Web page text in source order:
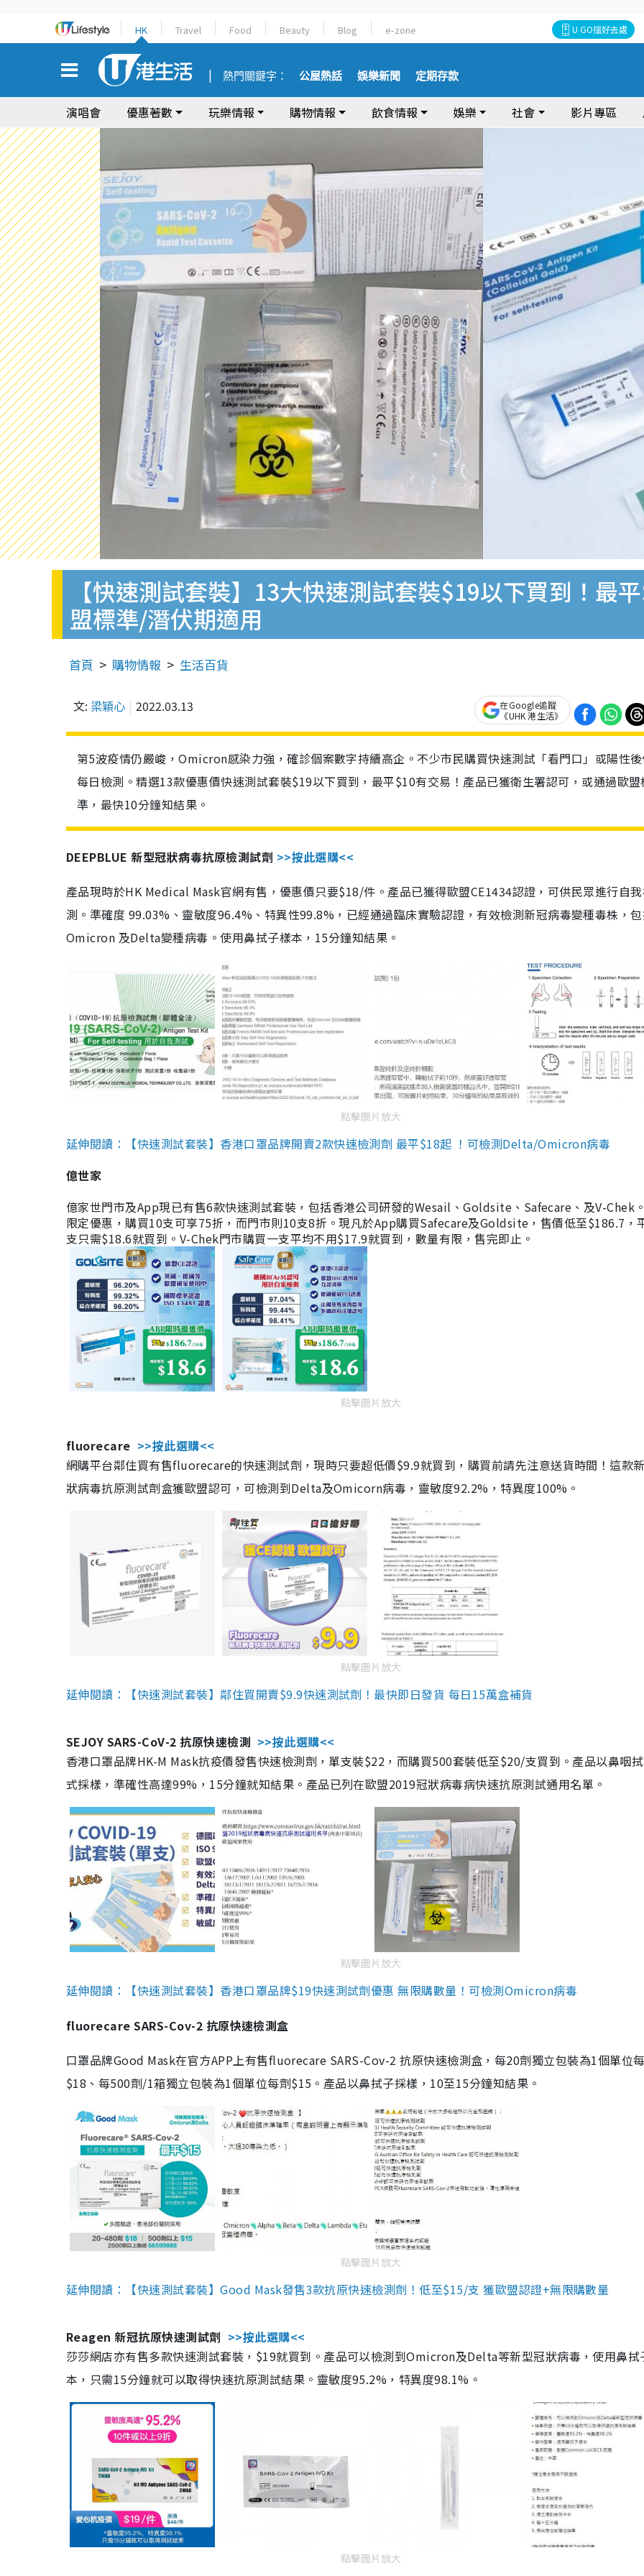
HK Travel Food Beauty Blog e-zone U GO搵好去處
熱門關鍵字： 公屋熱話 娛樂新聞 定期存款
演唱會 優惠著數 玩樂情報 購物情報 飲食情報 娛樂 社會 影片專區
【快速測試套裝】13大快速測試套裝$19以下買到！最
盟標準/潛伏期適用
首頁 購物情報 生活百貨
文: 梁穎心 2022.03.13
在Google追蹤
《UHK 港生活》
第5波疫情仍嚴峻，Omicron感染力強，確診個案數字持續高企。不少市民購買快速測試「看門口」或陽性
每日檢測。精選13款優惠價快速測試套裝$19以下買到，最平$10有交易！產品已獲衛生署認可，或通過歐盟
準，最快10分鐘知結果。
DEEPBLUE 新型冠狀病毒抗原檢測試劑 >>按此選購<<
產品現時於HK Medical Mask官網有售，優惠價只要$18/件。產品已獲得歐盟CE1434認證，可供民眾進行自
測。準確度 99.03%、靈敏度96.4%、特異性99.8%，已經通過臨床實驗認證，有效檢測新冠病毒變種毒株，
Omicron 及Delta變種病毒。使用鼻拭子樣本，15分鐘知結果。
點擊圖片放大
延伸閱讀：【快速測試套裝】香港口罩品牌開賣2款快速檢測劑 最平$18起 ！可檢測Delta/Omicron病毒
億世家
億家世門市及App現已有售6款快速測試套裝，包括香港公司研發的Wesail、Goldsite、Safecare、及V-Chek
限定優惠，購買10支可享75折，而門市則10支8折。現凡於App購買Safecare及Goldsite，售價低至$186.7，
支只需$18.6就買到。V-Chek門市購買一支平均不用$17.9就買到，數量有限，售完即止。
點擊圖片放大
fluorecare >>按此選購<<
網購平台鄰住買有售fluorecare的快速測試劑，現時只要超低價$9.9就買到，購買前請先注意送貨時間！這款
狀病毒抗原測試劑盒獲歐盟認可，可檢測到Delta及Omicorn病毒，靈敏度92.2%，特異度100%。
點擊圖片放大
延伸閱讀：【快速測試套裝】鄰住買開賣$9.9快速測試劑！最快即日發貨 每日15萬盒補貨
SEJOY SARS-CoV-2 抗原快速檢測 >>按此選購<<
香港口罩品牌HK-M Mask抗疫價發售快速檢測劑，單支裝$22，而購買500套裝低至$20/支買到。產品以鼻咽
式採樣，準確性高達99%，15分鐘就知結果。產品已列在歐盟2019冠狀病毒病快速抗原測試通用名單。
點擊圖片放大
延伸閱讀：【快速測試套裝】香港口罩品牌$19快速測試劑優惠 無限購數量！可檢測Omicron病毒
fluorecare SARS-Cov-2 抗原快速檢測盒
口罩品牌Good Mask在官方APP上有售fluorecare SARS-Cov-2 抗原快速檢測盒，每20劑獨立包裝為1個單位
$18、每500劑/1箱獨立包裝為1個單位每劑$15。產品以鼻拭子採樣，10至15分鐘知結果。
點擊圖片放大
延伸閱讀：【快速測試套裝】Good Mask發售3款抗原快速檢測劑！低至$15/支 獲歐盟認證+無限購數量
Reagen 新冠抗原快速測試劑 >>按此選購<<
莎莎網店亦有售多款快速測試套裝，$19就買到。產品可以檢測到Omicron及Delta等新型冠狀病毒，使用鼻拭
本，只需15分鐘就可以取得快速抗原測試結果。靈敏度95.2%，特異度98.1%。
點擊圖片放大